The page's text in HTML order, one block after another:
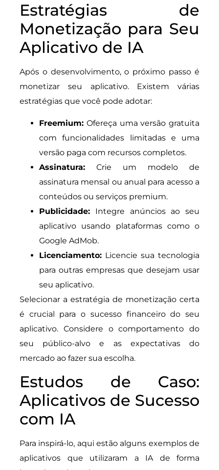
Estratégias de
Monetização para Seu
Aplicativo de IA
Após o desenvolvimento, o próximo passo é
monetizar seu aplicativo. Existem várias
estratégias que você pode adotar:
Freemium: Ofereça uma versão gratuita
com funcionalidades limitadas e uma
versão paga com recursos completos.
Assinatura: Crie um modelo de
assinatura mensal ou anual para acesso a
conteúdos ou serviços premium.
Publicidade: Integre anúncios ao seu
aplicativo usando plataformas como o
Google AdMob.
Licenciamento: Licencie sua tecnologia
para outras empresas que desejam usar
seu aplicativo.
Selecionar a estratégia de monetização certa
é crucial para o sucesso financeiro do seu
aplicativo. Considere o comportamento do
seu público-alvo e as expectativas do
mercado ao fazer sua escolha.
Estudos de Caso:
Aplicativos de Sucesso
com IA
Para inspirá-lo, aqui estão alguns exemplos de
aplicativos que utilizaram a IA de forma